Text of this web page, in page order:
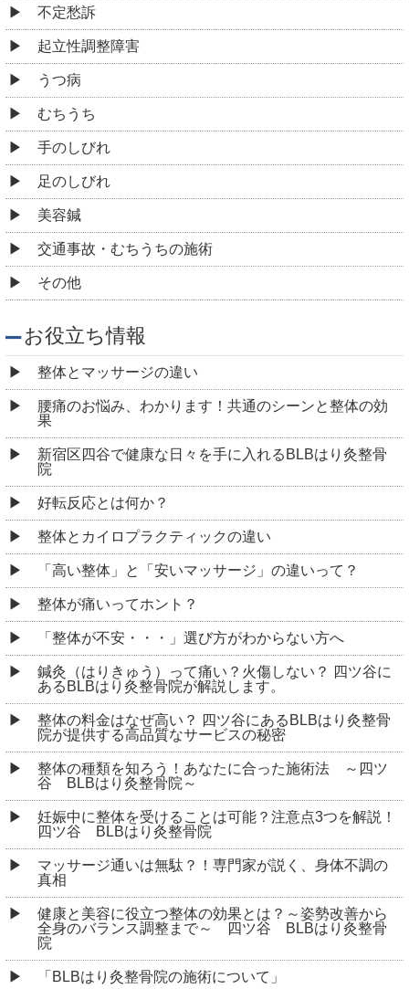
不定愁訴
起立性調整障害
うつ病
むちうち
手のしびれ
足のしびれ
美容鍼
交通事故・むちうちの施術
その他
お役立ち情報
整体とマッサージの違い
腰痛のお悩み、わかります！共通のシーンと整体の効
果
新宿区四谷で健康な日々を手に入れるBLBはり灸整骨
院
好転反応とは何か？
整体とカイロプラクティックの違い
「高い整体」と「安いマッサージ」の違いって？
整体が痛いってホント？
「整体が不安・・・」選び方がわからない方へ
鍼灸（はりきゅう）って痛い？火傷しない？ 四ツ谷に
あるBLBはり灸整骨院が解説します。
整体の料金はなぜ高い？ 四ツ谷にあるBLBはり灸整骨
院が提供する高品質なサービスの秘密
整体の種類を知ろう！あなたに合った施術法 ～四ツ
谷 BLBはり灸整骨院～
妊娠中に整体を受けることは可能？注意点3つを解説！
四ツ谷 BLBはり灸整骨院
マッサージ通いは無駄？！専門家が説く、身体不調の
真相
健康と美容に役立つ整体の効果とは？～姿勢改善から
全身のバランス調整まで～ 四ツ谷 BLBはり灸整骨
院
「BLBはり灸整骨院の施術について」